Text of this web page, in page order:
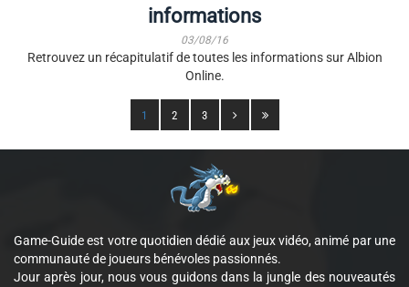
informations
03/08/16
Retrouvez un récapitulatif de toutes les informations sur Albion
Online.
1 2 3
Game-Guide est votre quotidien dédié aux jeux vidéo, animé par une
communauté de joueurs bénévoles passionnés.
Jour après jour, nous vous guidons dans la jungle des nouveautés